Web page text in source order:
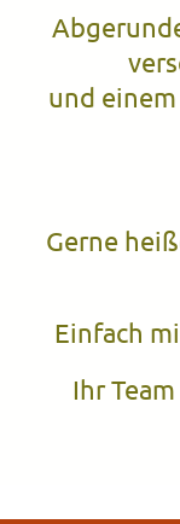
und
Gerne
Einfach
Ihr